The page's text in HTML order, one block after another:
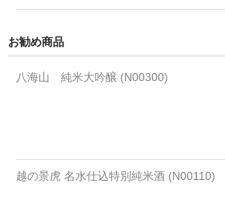
お勧め商品
八海山 純米大吟醸 (N00300)
越の景虎 名水仕込特別純米酒 (N00110)